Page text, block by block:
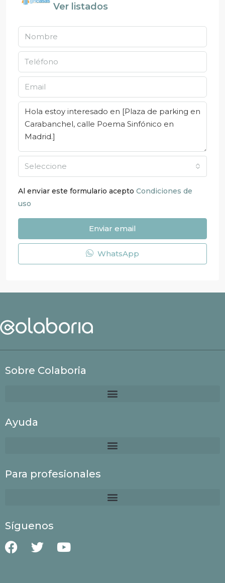
Ver listados
Seleccione
Al enviar este formulario acepto Condiciones de
uso
Enviar email
WhatsApp
Sobre Colaboria
Ayuda
Para profesionales
Síguenos